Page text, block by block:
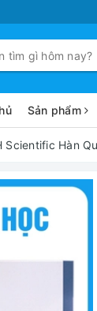
Sản phẩm
Scientific Hàn